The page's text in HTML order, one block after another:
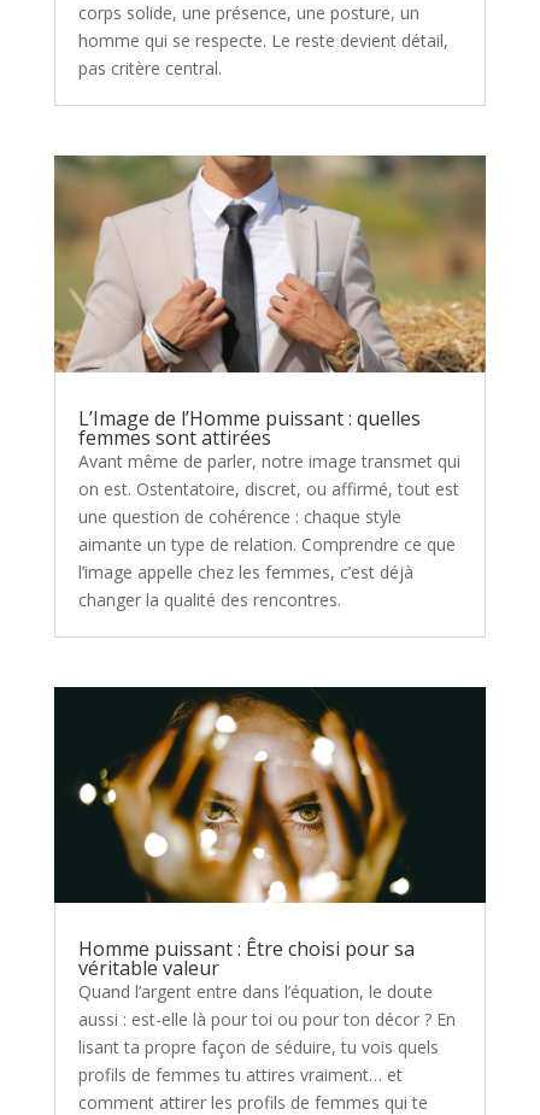
corps solide, une présence, une posture, un
homme qui se respecte. Le reste devient détail,
pas critère central.
L’Image de l’Homme puissant : quelles
femmes sont attirées
Avant même de parler, notre image transmet qui
on est. Ostentatoire, discret, ou affirmé, tout est
une question de cohérence : chaque style
aimante un type de relation. Comprendre ce que
l’image appelle chez les femmes, c’est déjà
changer la qualité des rencontres.
Homme puissant : Être choisi pour sa
véritable valeur
Quand l’argent entre dans l’équation, le doute
aussi : est-elle là pour toi ou pour ton décor ? En
lisant ta propre façon de séduire, tu vois quels
profils de femmes tu attires vraiment… et
comment attirer les profils de femmes qui te